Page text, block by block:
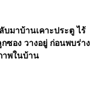
มาบ้านเคาะประตู ไร้
ซอง วางอยู่ ก่อนพบร่าง
าพในบ้าน